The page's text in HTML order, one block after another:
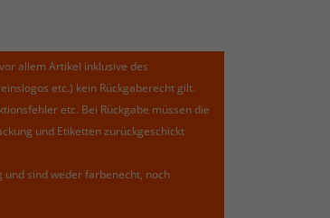
allem Artikel inklusive des
etc.) kein Rückgaberecht gilt.
etc. Bei Rückgabe müssen die
und Etiketten zurückgeschickt
sind weder farbenecht, noch